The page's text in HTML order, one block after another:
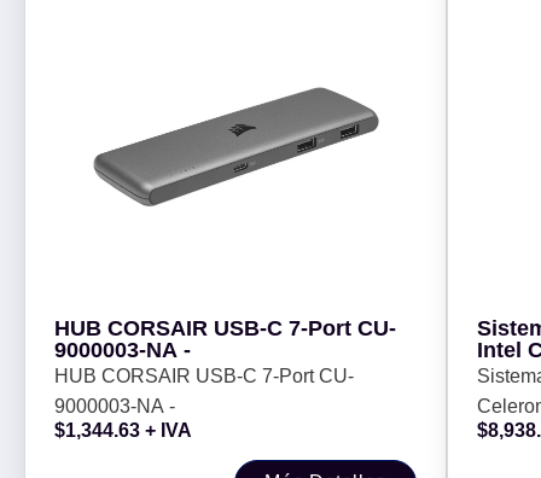
HUB CORSAIR USB-C 7-Port CU-
9000003-NA -
HUB CORSAIR USB-C 7-Port CU-
9000003-NA -
$1,344.63 + IVA
Intel
$